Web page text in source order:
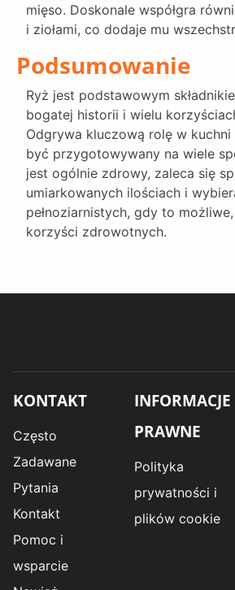
mięso. Doskonale współgra
i ziołami, co dodaje mu
Podsumowanie
Ryż jest podstawowym
bogatej historii i wielu
Odgrywa kluczową rolę w
być przygotowywany na wiele
jest ogólnie zdrowy, zaleca się
umiarkowanych ilościach i
pełnoziarnistych, gdy to
korzyści zdrowotnych.
KONTAKT
Często
Zadawane
Pytania
Kontakt
Pomoc i
wsparcie
INFORMACJE
PRAWNE
Polityka
prywatności i
plików cookie